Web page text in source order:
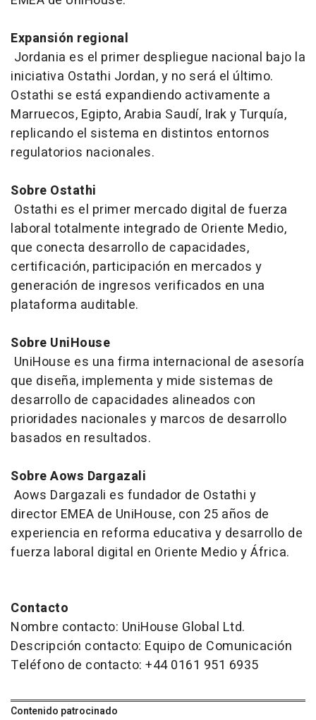
Expansión regional
Jordania es el primer despliegue nacional bajo la
iniciativa Ostathi Jordan, y no será el último.
Ostathi se está expandiendo activamente a
Marruecos, Egipto, Arabia Saudí, Irak y Turquía,
replicando el sistema en distintos entornos
regulatorios nacionales.
Sobre Ostathi
Ostathi es el primer mercado digital de fuerza
laboral totalmente integrado de Oriente Medio,
que conecta desarrollo de capacidades,
certificación, participación en mercados y
generación de ingresos verificados en una
plataforma auditable.
Sobre UniHouse
UniHouse es una firma internacional de asesoría
que diseña, implementa y mide sistemas de
desarrollo de capacidades alineados con
prioridades nacionales y marcos de desarrollo
basados en resultados.
Sobre Aows Dargazali
Aows Dargazali es fundador de Ostathi y
director EMEA de UniHouse, con 25 años de
experiencia en reforma educativa y desarrollo de
fuerza laboral digital en Oriente Medio y África.
Contacto
Nombre contacto: UniHouse Global Ltd.
Descripción contacto: Equipo de Comunicación
Teléfono de contacto: +44 0161 951 6935
Contenido patrocinado